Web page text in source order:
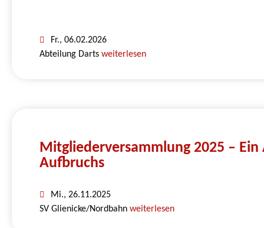
Fr., 06.02.2026
Abteilung Dartsweiterlesen
Mitgliederversammlung 2025 – Ein
Aufbruchs
Mi., 26.11.2025
SV Glienicke/Nordbahnweiterlesen